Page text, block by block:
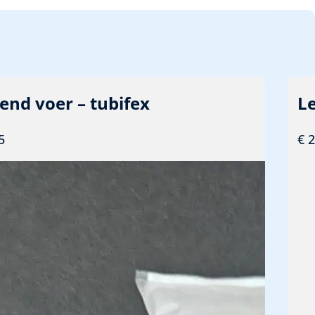
en vissen
beleid
voer – tubifex
€